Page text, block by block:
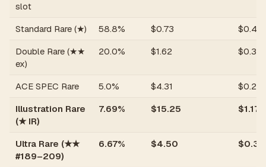
slot
Standard Rare (★) 58.8% $0.73 $0.43
Double Rare (★★
ex)
20.0% $1.62 $0.32
ACE SPEC Rare 5.0% $4.31 $0.22
Illustration Rare
(★ IR)
7.69% $15.25 $1.17
Ultra Rare (★★
#189–209)
6.67% $4.50 $0.30